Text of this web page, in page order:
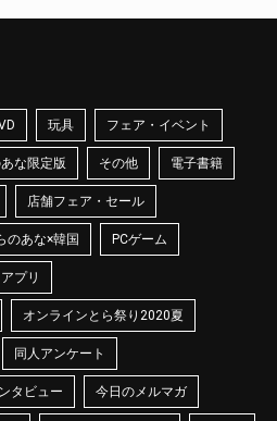
玩具 フェア・イベント
な限定版 その他 電子書籍
店舗フェア・セール
のあな×韓国 PCゲーム
アプリ
オンラインとら祭り2020夏
同人アンケート
タビュー 今日のメルマガ